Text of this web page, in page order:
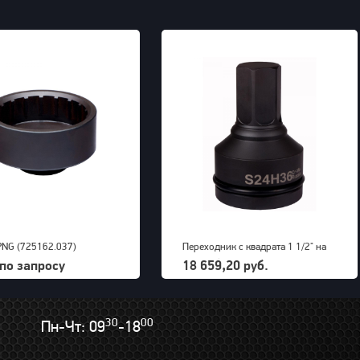
(725162.037)
запросу
Переходник с квадрата 1 1/2" на
внешний шестигранник 36 мм
PNG (S24M36H)
18 659,20 руб.
Пн-Чт: 0930-1800